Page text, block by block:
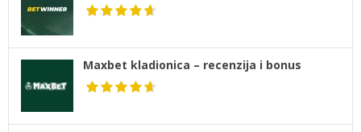
Maxbet kladionica – recenzija i bonus